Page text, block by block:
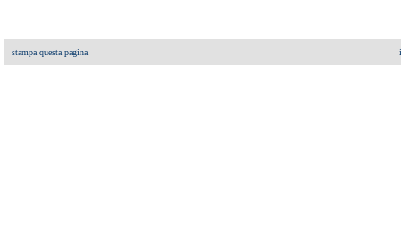
stampa questa pagina